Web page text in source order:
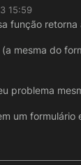
15:59
função
mesma do
problema
um